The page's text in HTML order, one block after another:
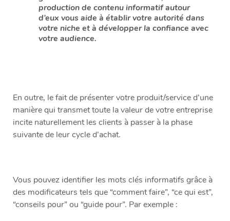
production de contenu informatif autour
d’eux vous aide à établir votre autorité dans
votre niche et à développer la confiance avec
votre audience.
En outre, le fait de présenter votre produit/service d’une
manière qui transmet toute la valeur de votre entreprise
incite naturellement les clients à passer à la phase
suivante de leur cycle d’achat.
Vous pouvez identifier les mots clés informatifs grâce à
des modificateurs tels que “comment faire”, “ce qui est”,
“conseils pour” ou “guide pour”. Par exemple :